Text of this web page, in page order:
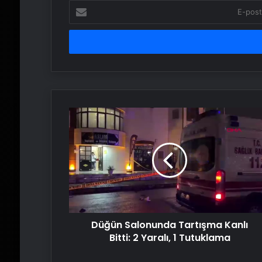
posta
adresinizi
Düğün
Salonunda
Tartışma
Kanlı
Bitti:
2
Yaralı,
1
Tutuklama
Düğün Salonunda Tartışma Kanlı
Bitti: 2 Yaralı, 1 Tutuklama